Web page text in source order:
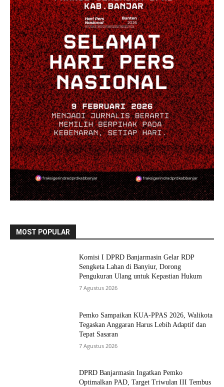
MOST POPULAR
Komisi I DPRD Banjarmasin Gelar RDP
Sengketa Lahan di Banyiur, Dorong
Pengukuran Ulang untuk Kepastian Hukum
7 Agustus 2026
Pemko Sampaikan KUA-PPAS 2026, Walikota
Tegaskan Anggaran Harus Lebih Adaptif dan
Tepat Sasaran
7 Agustus 2026
DPRD Banjarmasin Ingatkan Pemko
Optimalkan PAD, Target Triwulan III Tembus